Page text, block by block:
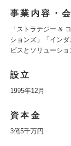
事業内容・
「ストラテジー &
ションズ」「イン
ビスとソリューシ
設立
1995年12月
資本金
3億5千万円